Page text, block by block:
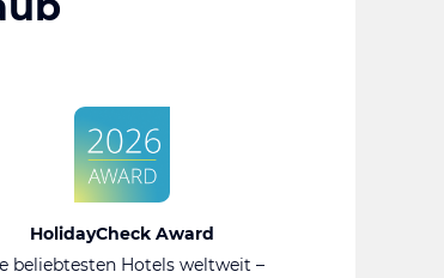
HolidayCheck Award
beliebtesten Hotels weltweit –